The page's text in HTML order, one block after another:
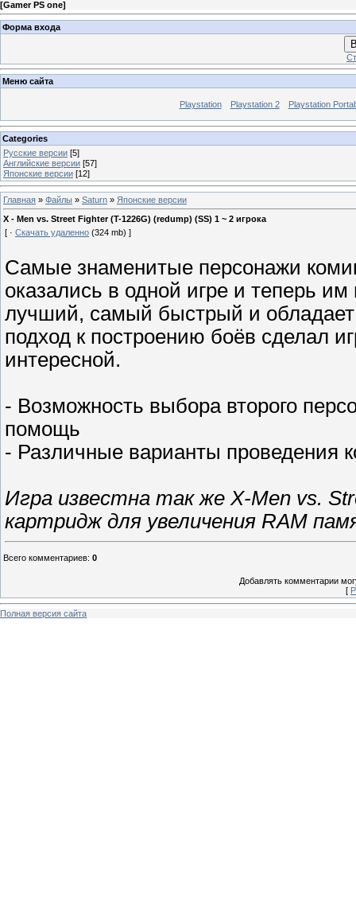
[Gamer PS one]
Форма входа
Меню сайта
Playstation Playstation 2 Playstation
Categories
Русские версии [5]
Английские версии [57]
Японские версии [12]
Главная » Файлы » Saturn » Японские версии
X - Men vs. Street Fighter (T-1226G) (redump) (SS) 1 ~ 2 игрока
[ · Скачать удаленно (324 mb) ]
Самые знаменитые персонажи
оказались в одной игре и теперь
лучший, самый быстрый и
подход к построению боёв сделал
интересной.
- Возможность выбора второго
помощь
- Различные варианты проведения
Игра известна так же X-Men vs.
картридж для увеличения RAM
Всего комментариев: 0
Добавлять комментарии
[
Полная версия сайта